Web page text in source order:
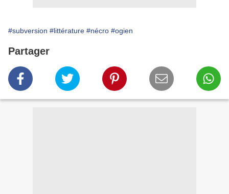
#subversion #littérature #nécro #ogien
Partager